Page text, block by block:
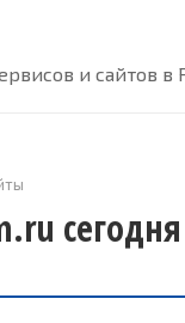
и сайтов в